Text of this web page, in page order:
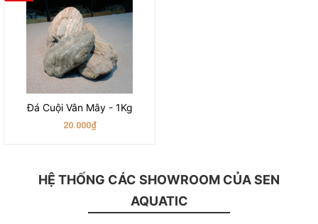
Đá Cuội Vân Mây - 1Kg
20.000₫
HỆ THỐNG CÁC SHOWROOM CỦA SEN
AQUATIC